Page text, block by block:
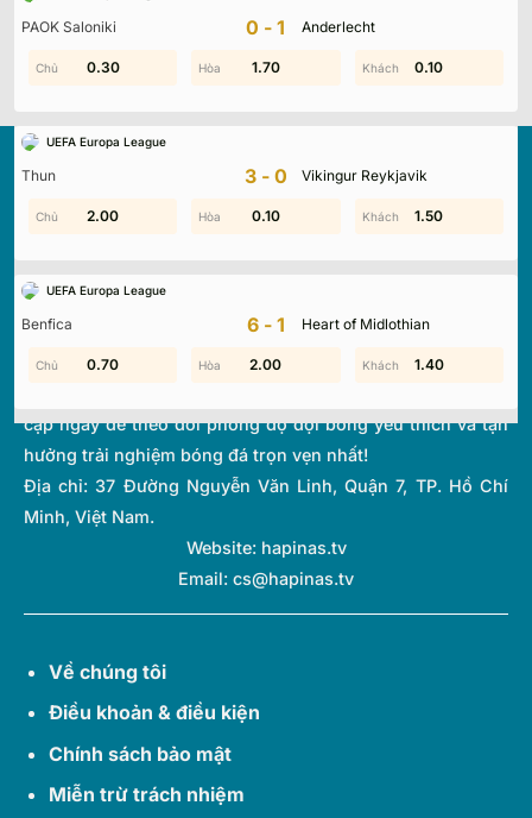
PAOK Saloniki 0-1 Anderlecht
1.70 1.50 0.60
0.30 1.70 0.10
UEFA Europa League
Thun 3-0 Vikingur Reykjavik
1.50 1.70 1.80
2.00 0.10 1.50
UEFA Europa League
Benfica 6-1 Heart of Midlothian
0.30 1.70 0.10
0.70 2.00 1.40
thi đấu và bảng xếp hạng từ hơn 1.000 giải đấu toàn cầu.
Với giao diện tối ưu và tốc độ cập nhật thời gian thực
(Livescore) siêu tốc, chúng tôi giúp bạn không bỏ lỡ bất kỳ
cập ngay để theo dõi phong độ đội bóng yêu thích và tận
hưởng trải nghiệm bóng đá trọn vẹn nhất!
Địa chỉ: 37 Đường Nguyễn Văn Linh, Quận 7, TP. Hồ Chí
Minh, Việt Nam.
Website: hapinas.tv
Email: cs@hapinas.tv
Về chúng tôi
Điều khoản & điều kiện
Chính sách bảo mật
Miễn trừ trách nhiệm